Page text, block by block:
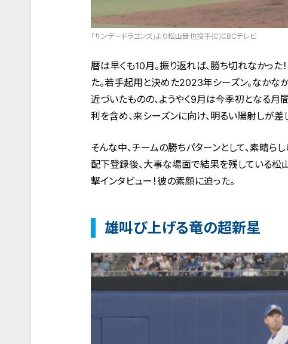
「サンデードラゴンズ」より松山晋也投手(C)CBCテレビ
暦は早くも10月。振り返れば、勝ち切れなかっ
た。若手起用と決めた2023年シーズン。なか
近づいたものの、ようやく9月は今季初となる
利を含め、来シーズンに向け、明るい陽射しが
そんな中、チームの勝ちパターンとして、素晴
配下登録後、大事な場面で結果を残している松
撃インタビュー！彼の素顔に迫った。
雄叫び上げる竜の超新星